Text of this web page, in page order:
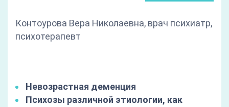
Контоурова Вера Николаевна, врач психиатр,
психотерапевт
Невозрастная деменция
Психозы различной этиологии, как